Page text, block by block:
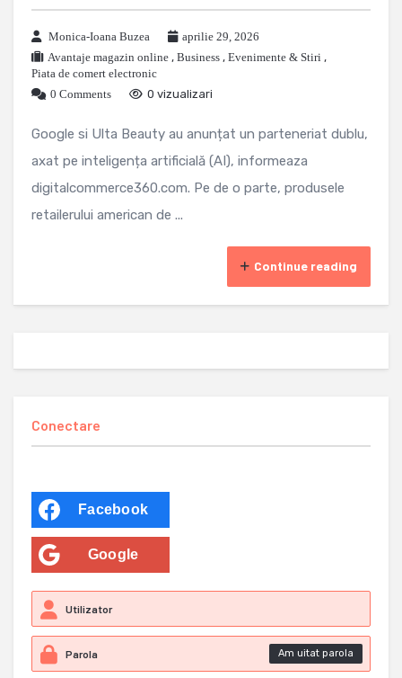
Monica-Ioana Buzea
aprilie 29, 2026
Avantaje magazin online , Business , Evenimente & Stiri ,
Piata de comert electronic
0 Comments
0 vizualizari
Google si Ulta Beauty au anunțat un parteneriat dublu,
axat pe inteligența artificială (AI), informeaza
digitalcommerce360.com. Pe de o parte, produsele
retailerului american de ...
Continue reading
Conectare
Facebook
Google
Am uitat parola